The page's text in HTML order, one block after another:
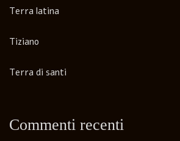
Terra latina
Tiziano
Terra di santi
Commenti recenti